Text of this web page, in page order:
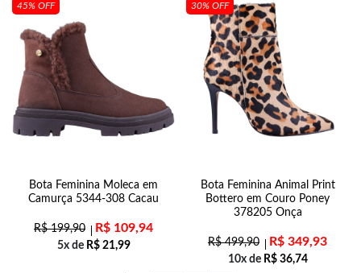
45% OFF
Bota Feminina Moleca em
Camurça 5344-308 Cacau
R$199,90 R$ 109,94
5x de R$21,99
30% OFF
Bota Feminina Animal Print
Bottero em Couro Poney
378205 Onça
R$499,90 R$ 349,93
10x de R$36,74